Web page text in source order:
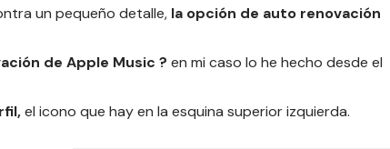
un pequeño detalle, la opción de auto renovación
de Apple Music ? en mi caso lo he hecho desde el
el icono que hay en la esquina superior izquierda.